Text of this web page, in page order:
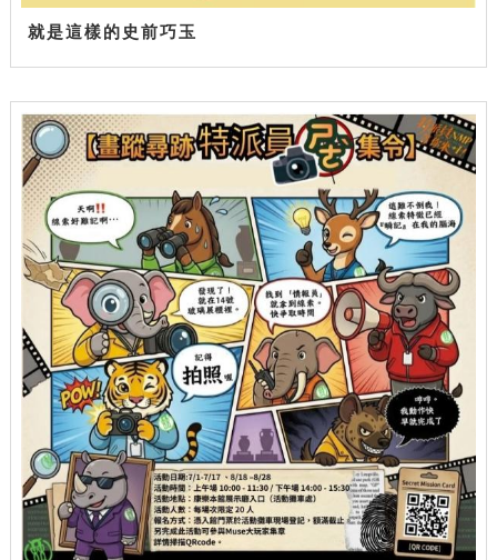
就是這樣的史前巧玉